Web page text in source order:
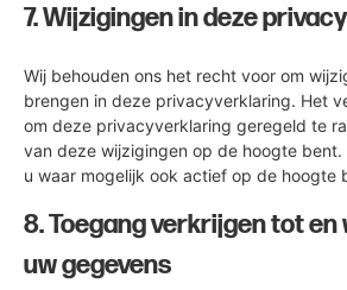
7. Wijzigingen in deze
Wij behouden ons het recht voor om
brengen in deze privacyverklaring. Het
om deze privacyverklaring geregeld te
van deze wijzigingen op de hoogte bent.
u waar mogelijk ook actief op de hoogte
8. Toegang verkrijgen tot en
uw gegevens